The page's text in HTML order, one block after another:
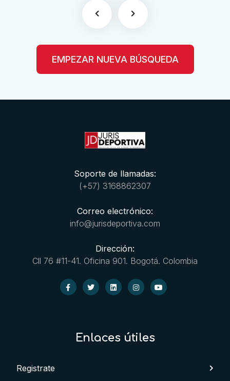
EMPEZAR NUEVA BÚSQUEDA
Soporte de llamadas:
(+57) 3168862307
Correo electrónico:
info@jurisdeportiva.com
Dirección:
Cll 76 #11-41. Oficina 901. Bogotá. Colombia
Enlaces útiles
Registrate